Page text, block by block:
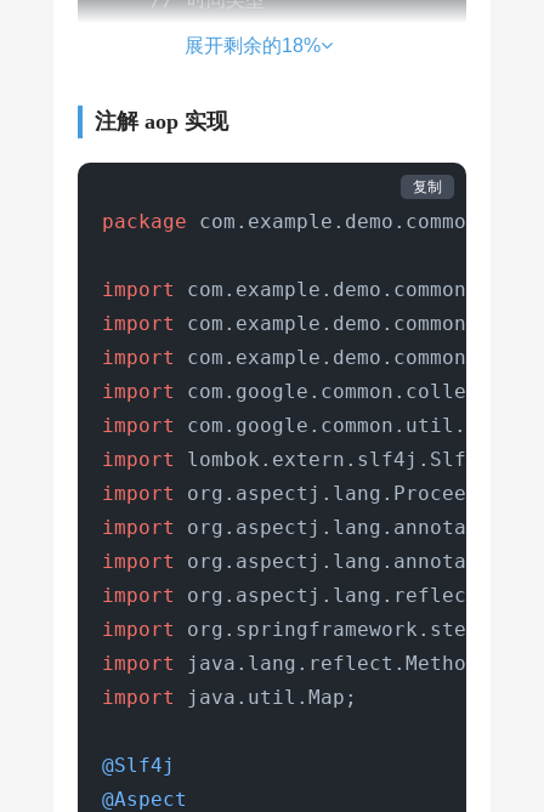
    TimeUnit
timeunit
    String
展开剩余的18%
注解 aop 实现
package
import
import
import
import
import
import
import
import
import
import
import
import
import
java.util.Map;
@Slf4j
@Aspect
复制